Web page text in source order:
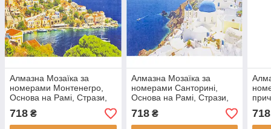
Алмазна Мозаїка за
номерами Монтенегро,
Основа на Рамі, Стрази,
718 ₴
Алмазна Мозаїка за
номерами Санторині,
Основа на Рамі, Стрази,
718₴
(1
718